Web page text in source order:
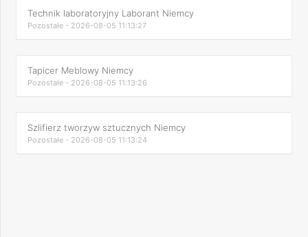
Technik laboratoryjny Laborant Niemcy
Pozostałe - 2026-08-05 11:13:27
Tapicer Meblowy Niemcy
Pozostałe - 2026-08-05 11:13:26
Szlifierz tworzyw sztucznych Niemcy
Pozostałe - 2026-08-05 11:13:24